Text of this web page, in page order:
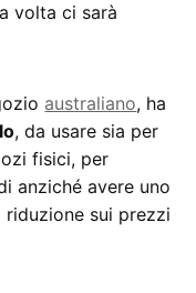
volta ci sarà
australiano, ha
, da usare sia per
fisici, per
anziché avere uno
sui prezzi